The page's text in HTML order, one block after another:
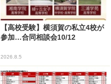
【高校受験】横須賀の私立4校が
参加…合同相談会10/12
2026.8.5